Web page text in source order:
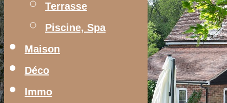
Terrasse
Piscine, Spa
Maison
Déco
Immo